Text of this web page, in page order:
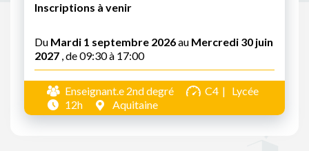
Inscriptions à venir
Du Mardi 1 septembre 2026au Mercredi 30 juin
2027 , de 09:30 à 17:00
Enseignant.e 2nd degré C4
Lycée
12h
Aquitaine